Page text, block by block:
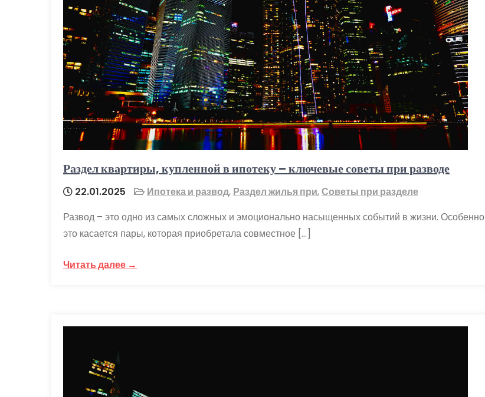
Раздел квартиры, купленной в ипотеку – ключевые советы при разводе
22.01.2025 Ипотека и развод, Раздел жилья при,Советы при разделе
Развод – это одно из самых сложных и эмоционально насыщенных событий в жизни. Особенно
это касается пары, которая приобретала совместное […]
Читать далее →